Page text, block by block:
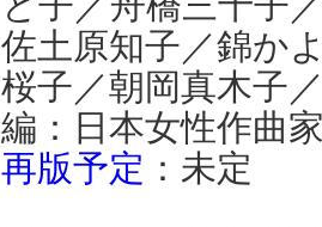
佐土原知子／錦か
桜子／朝岡真木子
編：日本女性作曲
再版予定 ：未定